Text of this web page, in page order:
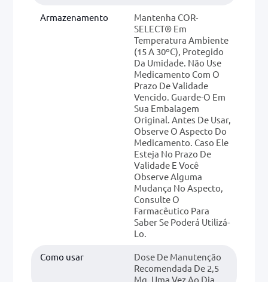
Armazenamento
Mantenha COR-
SELECT® Em
Temperatura Ambiente
(15 A 30ºC), Protegido
Da Umidade. Não Use
Medicamento Com O
Prazo De Validade
Vencido. Guarde-O Em
Sua Embalagem
Original. Antes De Usar,
Observe O Aspecto Do
Medicamento. Caso Ele
Esteja No Prazo De
Validade E Você
Observe Alguma
Mudança No Aspecto,
Consulte O
Farmacêutico Para
Saber Se Poderá Utilizá-
Lo.
Como usar
Dose De Manutenção
Recomendada De 2,5
Mg, Uma Vez Ao Dia.